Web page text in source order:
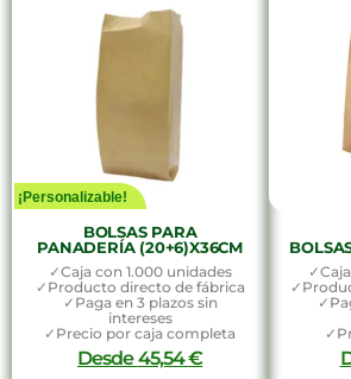
¡Personalizable!
BOLSAS PARA
PANADERÍA (20+6)X36CM
✓Caja con 1.000 unidades
✓Producto directo de fábrica
✓Paga en 3 plazos sin
intereses
✓Precio por caja completa
Desde45,54€